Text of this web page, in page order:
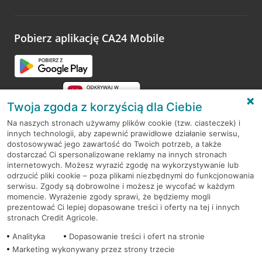
opinie.
Pobierz aplikację CA24 Mobile
RODO
Regulamin serwisu
Mapa serwisu
PolitykaCookies
Twoja zgoda z korzyścią dla Ciebie
Na naszych stronach używamy plików cookie (tzw. ciasteczek) i
innych technologii, aby zapewnić prawidłowe działanie serwisu,
dostosowywać jego zawartość do Twoich potrzeb, a także
dostarczać Ci spersonalizowane reklamy na innych stronach
internetowych. Możesz wyrazić zgodę na wykorzystywanie lub
odrzucić pliki cookie – poza plikami niezbędnymi do funkcjonowania
serwisu. Zgody są dobrowolne i możesz je wycofać w każdym
momencie. Wyrażenie zgody sprawi, że będziemy mogli
prezentować Ci lepiej dopasowane treści i oferty na tej i innych
stronach Credit Agricole.
Analityka
Dopasowanie treści i ofert na stronie
Marketing wykonywany przez strony trzecie